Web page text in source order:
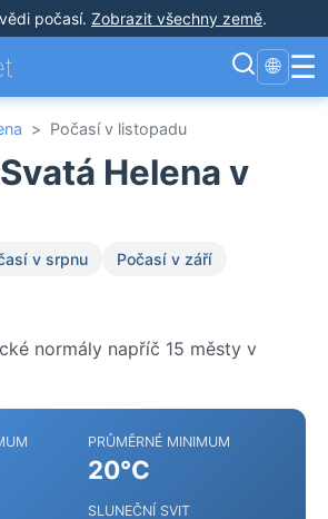
počasí. Zobrazit všechny země.
🌐 ☰
> Počasí v listopadu
Helena v
v srpnu
Počasí v září
normály napříč 15 městy v
PRŮMĚRNÉ MINIMUM
20°C
SLUNEČNÍ SVIT